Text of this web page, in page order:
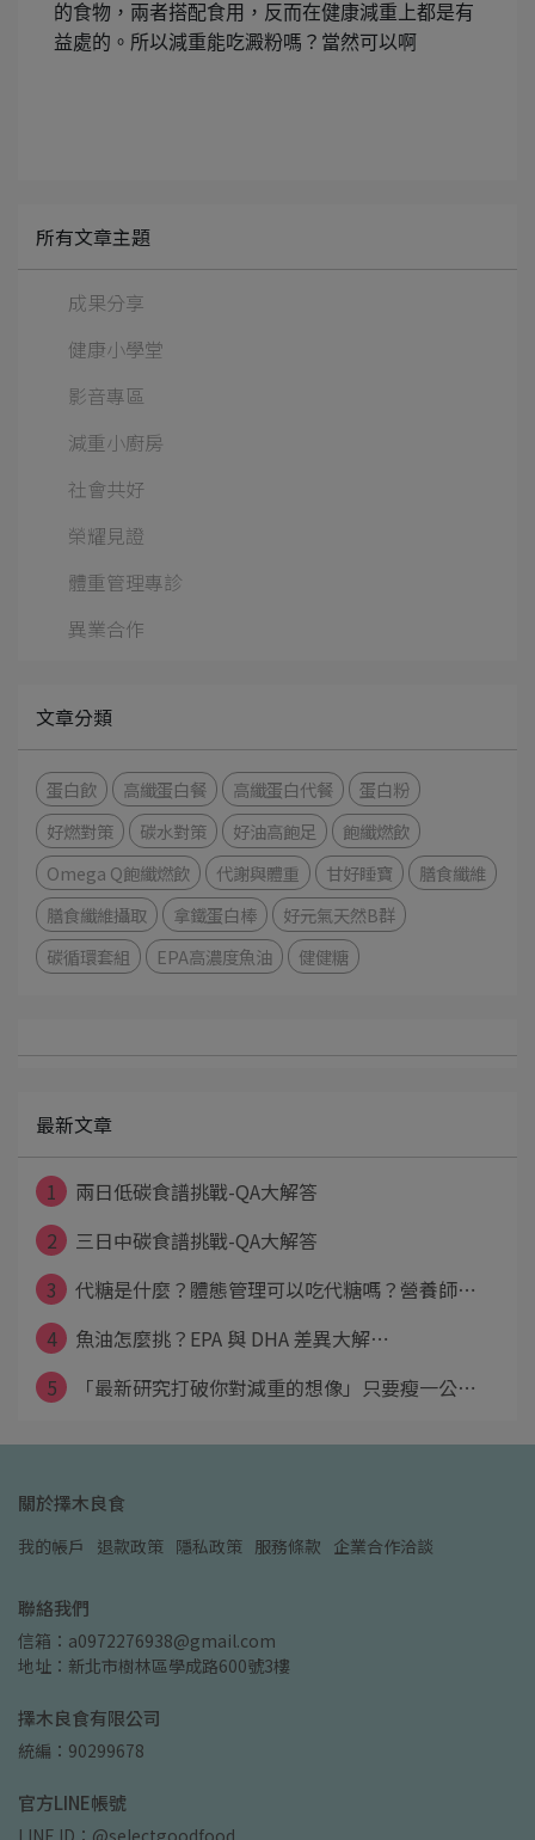
的食物，兩者搭配食用，反而在健康減重上都是有
益處的。所以減重能吃澱粉嗎？當然可以啊
所有文章主題
成果分享
健康小學堂
影音專區
減重小廚房
社會共好
榮耀見證
體重管理專診
異業合作
文章分類
蛋白飲 高纖蛋白餐 高纖蛋白代餐
蛋白粉
好燃對策
碳水對策 好油高飽足
飽纖燃飲
Omega Q飽纖燃飲
代謝與體重 甘好睡寶
膳食纖維
膳食纖維攝取
拿鐵蛋白棒
好元氣天然B群
碳循環套組
EPA高濃度魚油 健健糖
最新文章
1
兩日低碳食譜挑戰-QA大解答
2
三日中碳食譜挑戰-QA大解答
3
代糖是什麼？體態管理可以吃代糖嗎？營養師⋯
4
魚油怎麼挑？EPA 與 DHA 差異大解⋯
5
「最新研究打破你對減重的想像」只要瘦一公⋯
關於擇木良食
我的帳戶 退款政策 隱私政策 服務條款 企業合作洽談
聯絡我們
信箱：a0972276938@gmail.com
地址：新北市樹林區學成路600號3樓
擇木良食有限公司
統編：90299678
官方LINE帳號
LINE ID：@selectgoodfood